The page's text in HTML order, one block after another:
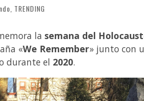
TRENDING
la semana del
«We Remember» junto con
durante el 2020.